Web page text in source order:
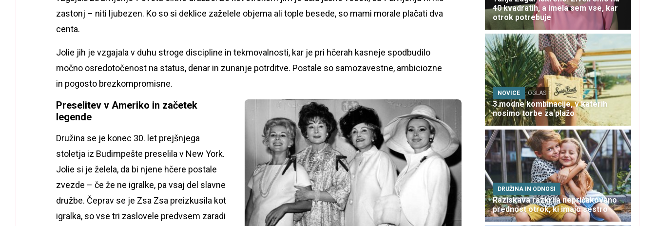
zastonj – niti ljubezen. Ko so si deklice zaželele objema ali tople besede, so mami morale plačati dva
centa.
Jolie jih je vzgajala v duhu stroge discipline in tekmovalnosti, kar je pri hčerah kasneje spodbudilo
močno osredotočenost na status, denar in zunanje potrditve. Postale so samozavestne, ambiciozne
in pogosto brezkompromisne.
Preselitev v Ameriko in začetek
legende
Družina se je konec 30. let prejšnjega
stoletja iz Budimpešte preselila v New York.
Jolie si je želela, da bi njene hčere postale
zvezde – če že ne igralke, pa vsaj del slavne
družbe. Čeprav se je Zsa Zsa preizkusila kot
igralka, so vse tri zaslovele predvsem zaradi
40 kvadratih, a imela sem vse, kar
otrok potrebuje
NOVICE OGLAS
3 modne kombinacije, v katerih
nosimo torbe za plažo
DRUŽINA IN ODNOSI
Raziskava razkrila nepričakovano
prednost otrok, ki imajo sestro